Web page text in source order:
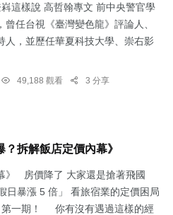
這樣說 高哲翰專文 前中央警官學
任台視《臺灣變色龍》評論人、
人，並歷任華夏科技大學、崇右影
49,188 觀看 3 分享
？拆解飯店定價內幕》
》 房價降了 大家還是搶著飛國
日暴漲 5 倍」 看旅宿業的定價困局
第一期！ 你有沒有遇過這樣的經